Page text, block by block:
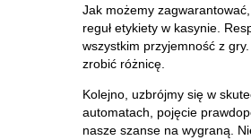
Jak możemy
reguł etykiety w kasynie.
wszystkim przyjemność z
zrobić różnicę.
Kolejno, uzbrójmy się w
automatach, pojęcie
nasze szanse na wygraną.